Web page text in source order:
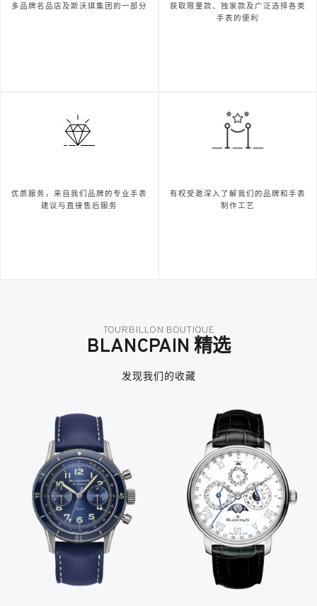
多品牌名品店及斯沃琪集团的一部分
获取限量款、独家款及广泛选择各类
手表的便利
优质服务，来自我们品牌的专业手表
建议与直接售后服务
有权受邀深入了解我们的品牌和手表
制作工艺
TOURBILLON BOUTIQUE
BLANCPAIN 精选
发现我们的收藏